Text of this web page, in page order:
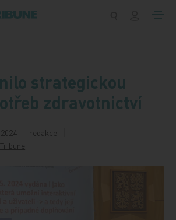
strategickou
zdravotnictví
redakce